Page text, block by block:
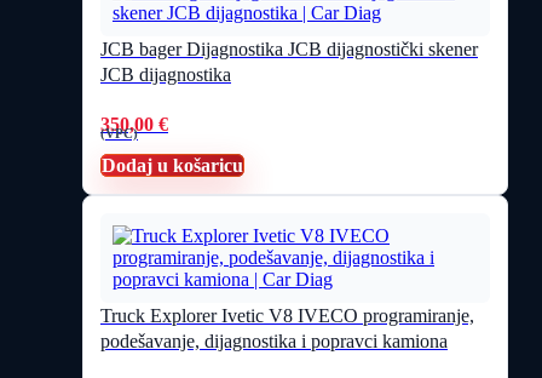
JCB bager Dijagnostika JCB dijagnostički skener
JCB dijagnostika
350,00 €
(VPC)
Dodaj u košaricu
Truck Explorer Ivetic V8 IVECO programiranje,
podešavanje, dijagnostika i popravci kamiona